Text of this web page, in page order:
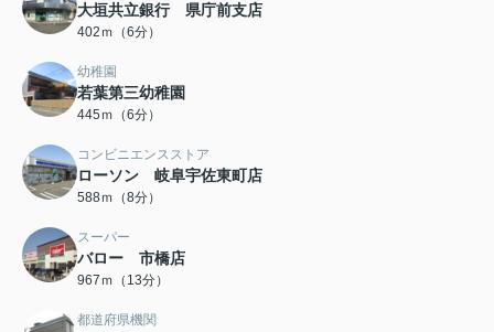
大垣共立銀行 県庁前支店
402ｍ（6分）
幼稚園
若葉第三幼稚園
445ｍ（6分）
コンビニエンスストア
ローソン 岐阜宇佐東町店
588ｍ（8分）
スーパー
バロー 市橋店
967ｍ（13分）
都道府県機関